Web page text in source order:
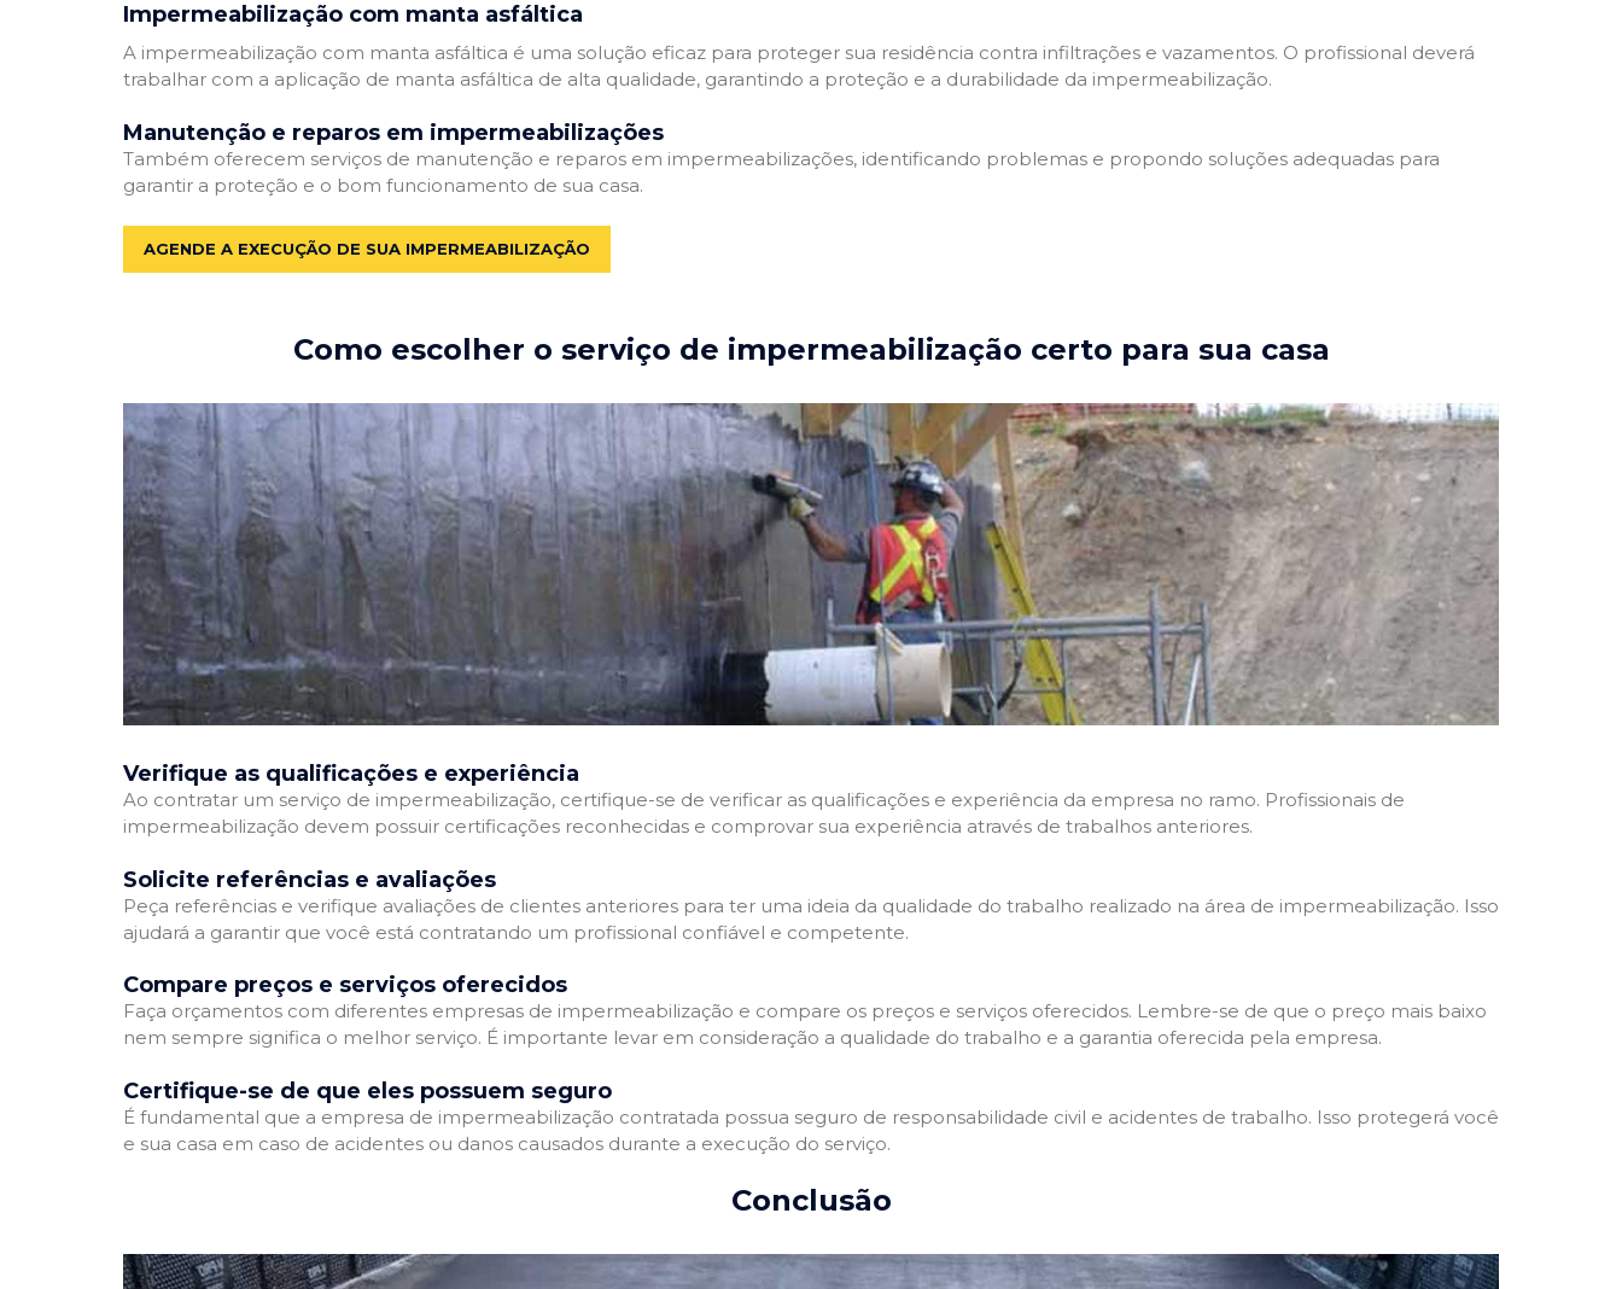
Impermeabilização com manta asfáltica
A impermeabilização com manta asfáltica é uma solução eficaz para proteger sua residência contra infiltrações e vazamentos. O profissional deverá
trabalhar com a aplicação de manta asfáltica de alta qualidade, garantindo a proteção e a durabilidade da impermeabilização.
Manutenção e reparos em impermeabilizações
Também oferecem serviços de manutenção e reparos em impermeabilizações, identificando problemas e propondo soluções adequadas para
garantir a proteção e o bom funcionamento de sua casa.
AGENDE A EXECUÇÃO DE SUA IMPERMEABILIZAÇÃO
Como escolher o serviço de impermeabilização certo para sua casa
Verifique as qualificações e experiência
Ao contratar um serviço de impermeabilização, certifique-se de verificar as qualificações e experiência da empresa no ramo. Profissionais de
impermeabilização devem possuir certificações reconhecidas e comprovar sua experiência através de trabalhos anteriores.
Solicite referências e avaliações
Peça referências e verifique avaliações de clientes anteriores para ter uma ideia da qualidade do trabalho realizado na área de impermeabilização. Isso
ajudará a garantir que você está contratando um profissional confiável e competente.
Compare preços e serviços oferecidos
Faça orçamentos com diferentes empresas de impermeabilização e compare os preços e serviços oferecidos. Lembre-se de que o preço mais baixo
nem sempre significa o melhor serviço. É importante levar em consideração a qualidade do trabalho e a garantia oferecida pela empresa.
Certifique-se de que eles possuem seguro
É fundamental que a empresa de impermeabilização contratada possua seguro de responsabilidade civil e acidentes de trabalho. Isso protegerá você
e sua casa em caso de acidentes ou danos causados durante a execução do serviço.
Conclusão